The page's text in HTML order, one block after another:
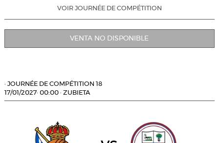
VOIR JOURNÉE DE COMPÉTITION
VENTA NO DISPONIBLE
· JOURNÉE DE COMPÉTITION 18
17/01/2027· 00:00 · ZUBIETA